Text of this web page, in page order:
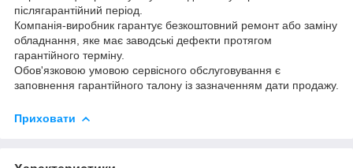
післягарантійний період.
Компанія-виробник гарантує безкоштовний ремонт або заміну
обладнання, яке має заводські дефекти протягом
гарантійного терміну.
Обов'язковою умовою сервісного обслуговування є
заповнення гарантійного талону із зазначенням дати продажу.
Приховати